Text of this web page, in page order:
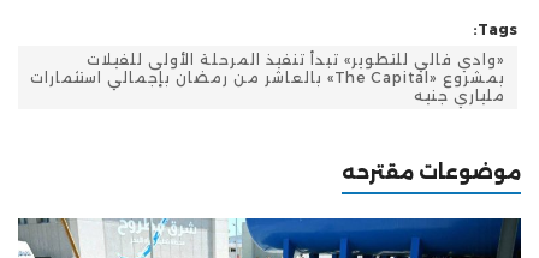
Tags:
«وادي فالي للتطوير» تبدأ تنفيذ المرحلة الأولى للفيلات
بمشروع «The Capital» بالعاشر من رمضان بإجمالي استثمارات
ملياري جنيه
موضوعات مقترحه